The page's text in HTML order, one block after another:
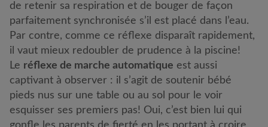
de retenir sa respiration et de bouger de façon
parfaitement synchronisée s’il est placé dans l’eau.
Par contre, comme ce réflexe disparaît rapidement,
il vaut mieux redoubler de prudence à la piscine!
Le réflexe de marche automatique est aussi
captivant à observer : il s’agit de soutenir bébé
pieds nus sur une table ou au sol pour le voir
esquisser ses premiers pas! Oui, c’est bien lui qui